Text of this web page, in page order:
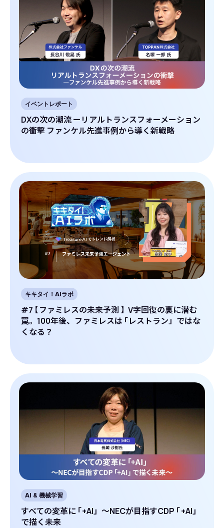
イベントレポート
DXの次の潮流 ーリアルトランスフォーメーション
の衝撃 ファンケル先進事例から導く新戦略
キキタイ！AIラボ
#7 【ファミレスの未来予測 】 V字回復の裏に潜む
罠。100年後、ファミレスは 「レストラン」ではな
くなる？
AI & 機械学習
すべての変革に 「+AI」～NECが目指すCDP 「+AI」
で描く未来